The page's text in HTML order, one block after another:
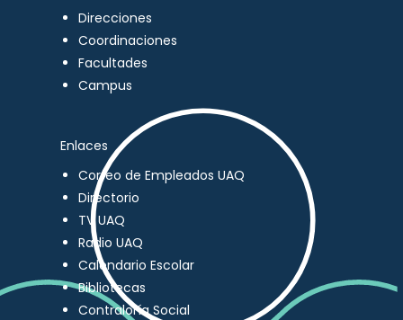
Direcciones
Coordinaciones
Facultades
Campus
Enlaces
Correo de Empleados UAQ
Directorio
TV UAQ
Radio UAQ
Calendario Escolar
Bibliotecas
Contraloría Social